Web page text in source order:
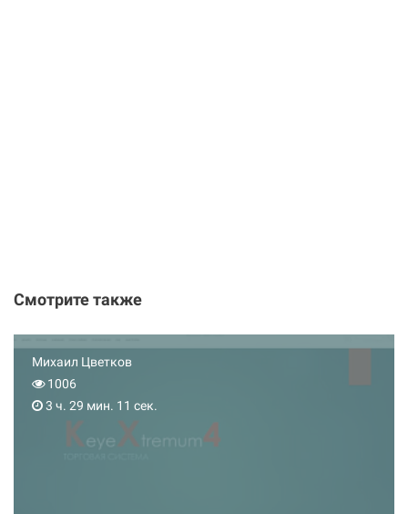
Смотрите также
Михаил Цветков
1006
3 ч. 29 мин. 11 сек.